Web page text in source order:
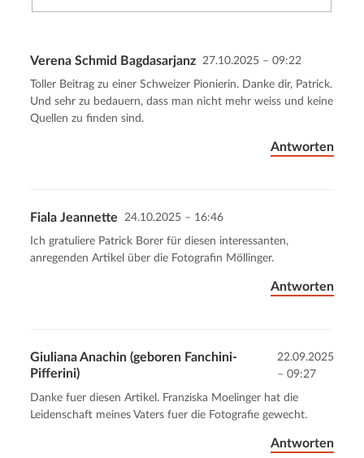
Abbrechen Kommentar senden
Verena Schmid Bagdasarjanz 27.10.2025 – 09:22
Toller Beitrag zu einer Schweizer Pionierin. Danke dir, Patrick.
Und sehr zu bedauern, dass man nicht mehr weiss und keine
Quellen zu finden sind.
Antworten
Fiala Jeannette 24.10.2025 – 16:46
Ich gratuliere Patrick Borer für diesen interessanten,
anregenden Artikel über die Fotografin Möllinger.
Antworten
Giuliana Anachin (geboren Fanchini-
Pifferini)
22.09.2025
– 09:27
Danke fuer diesen Artikel. Franziska Moelinger hat die
Leidenschaft meines Vaters fuer die Fotografie gewecht.
Antworten